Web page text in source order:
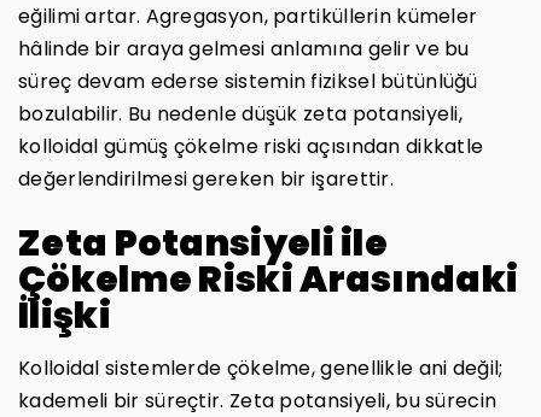
eğilimi artar. Agregasyon, partiküllerin kümeler
hâlinde bir araya gelmesi anlamına gelir ve bu
süreç devam ederse sistemin fiziksel bütünlüğü
bozulabilir. Bu nedenle düşük zeta potansiyeli,
kolloidal gümüş çökelme riski açısından dikkatle
değerlendirilmesi gereken bir işarettir.
Zeta Potansiyeli ile
Çökelme Riski Arasındaki
İlişki
Kolloidal sistemlerde çökelme, genellikle ani değil;
kademeli bir süreçtir. Zeta potansiyeli, bu sürecin